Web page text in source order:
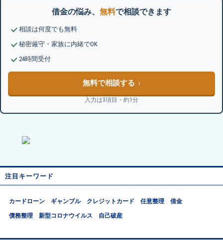
借金の悩み、 無料で相談できます
相談は何度でも無料
秘密厳守・家族に内緒でOK
24時間受付
無料で相談する
入力は3項目・約1分
注目キーワード
カードローン ギャンブル クレジットカード 任意整理 借金
債務整理 新型コロナウイルス 自己破産